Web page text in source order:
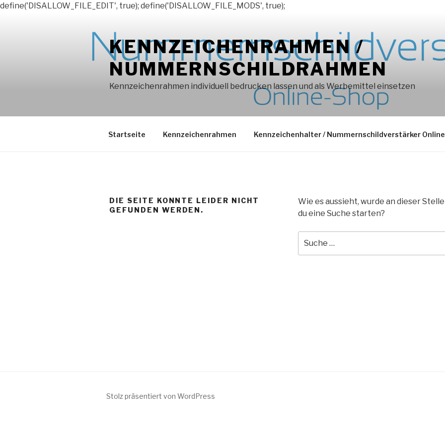
define('DISALLOW_FILE_EDIT', true); define('DISALLOW_FILE_MODS', true);
KENNZEICHENRAHMEN /
NUMMERNSCHILDRAHMEN
Kennzeichenrahmen individuell bedrucken lassen und als Werbemittel einsetzen
Startseite Kennzeichenrahmen Kennzeichenhalter / Nummernschildverstärker
DIE SEITE KONNTE LEIDER NICHT
GEFUNDEN WERDEN.
Wie es aussieht, wurde an dieser
du eine Suche starten?
nach:
Stolz präsentiert von WordPress